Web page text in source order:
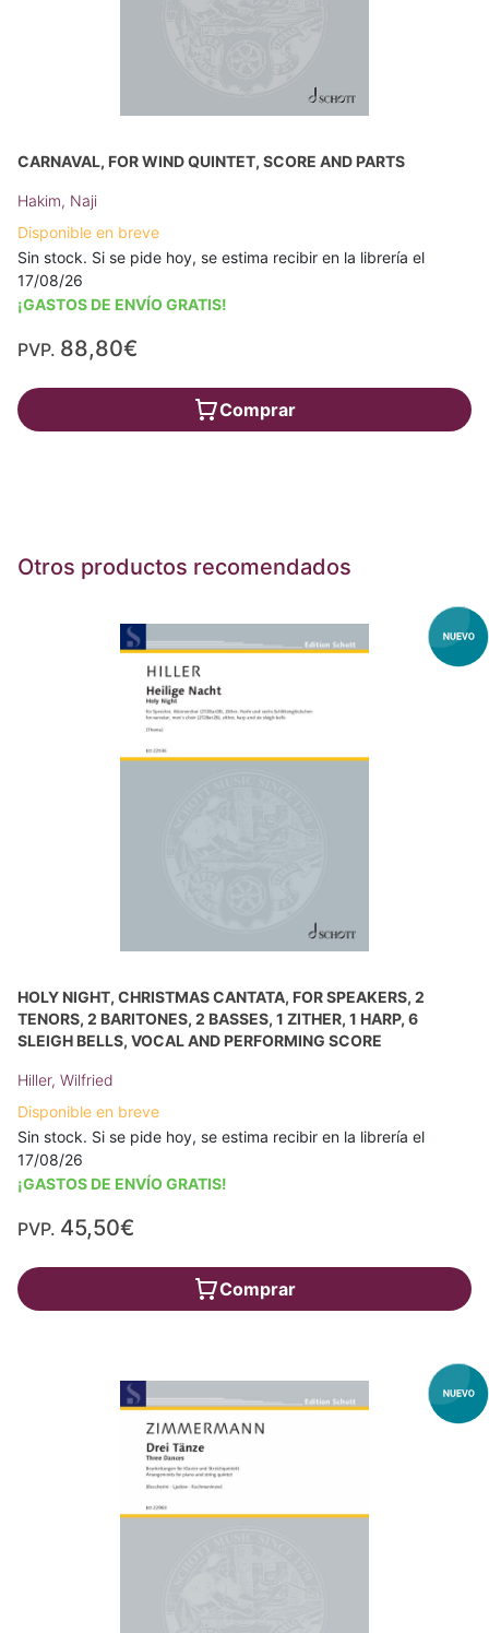
CARNAVAL, FOR WIND QUINTET, SCORE AND PARTS
Hakim, Naji
Disponible en breve
Sin stock. Si se pide hoy, se estima recibir en la librería el
17/08/26
¡GASTOS DE ENVÍO GRATIS!
PVP. 88,80€
Comprar
Otros productos recomendados
HOLY NIGHT, CHRISTMAS CANTATA, FOR SPEAKERS, 2
TENORS, 2 BARITONES, 2 BASSES, 1 ZITHER, 1 HARP, 6
SLEIGH BELLS, VOCAL AND PERFORMING SCORE
Hiller, Wilfried
Disponible en breve
Sin stock. Si se pide hoy, se estima recibir en la librería el
17/08/26
¡GASTOS DE ENVÍO GRATIS!
PVP. 45,50€
Comprar